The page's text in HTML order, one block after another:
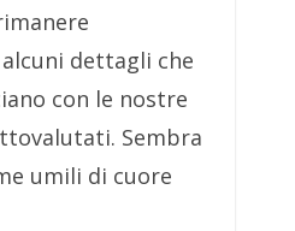
dettagli che
con le nostre
Sembra
umili di cuore